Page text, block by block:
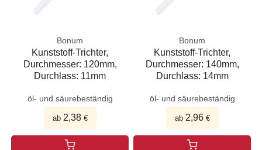
Bonum
Kunststoff-Trichter,
Durchmesser: 120mm,
Durchlass: 11mm
öl- und säurebeständig
ab 2,38€
Bonum
Kunststoff-Trichter,
Durchmesser: 140mm,
Durchlass: 14mm
öl- und säurebeständig
ab 2,96€